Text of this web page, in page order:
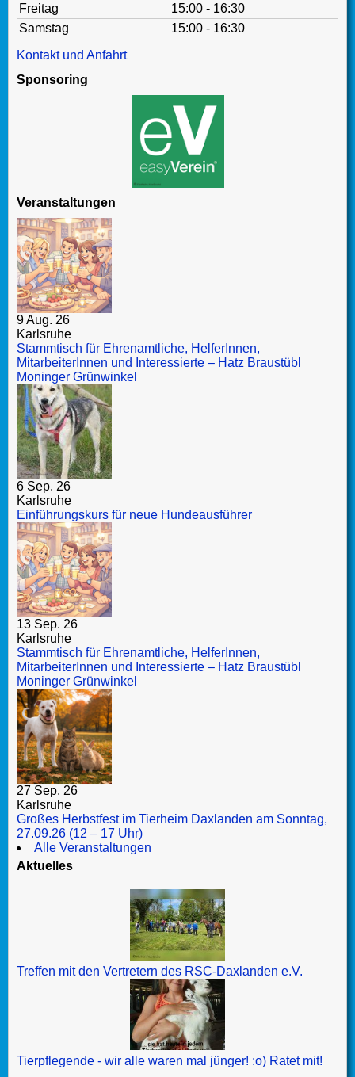
Freitag
15:00 - 16:30
Samstag
15:00 - 16:30
Kontakt und Anfahrt
Sponsoring
Veranstaltungen
9 Aug. 26
Karlsruhe
Stammtisch für Ehrenamtliche, HelferInnen,
MitarbeiterInnen und Interessierte – Hatz Braustübl
Moninger Grünwinkel
6 Sep. 26
Karlsruhe
Einführungskurs für neue Hundeausführer
13 Sep. 26
Karlsruhe
Stammtisch für Ehrenamtliche, HelferInnen,
MitarbeiterInnen und Interessierte – Hatz Braustübl
Moninger Grünwinkel
27 Sep. 26
Karlsruhe
Großes Herbstfest im Tierheim Daxlanden am Sonntag,
27.09.26 (12 – 17 Uhr)
Alle Veranstaltungen
Aktuelles
Treffen mit den Vertretern des RSC-Daxlanden e.V.
Tierpflegende - wir alle waren mal jünger! :o) Ratet mit!